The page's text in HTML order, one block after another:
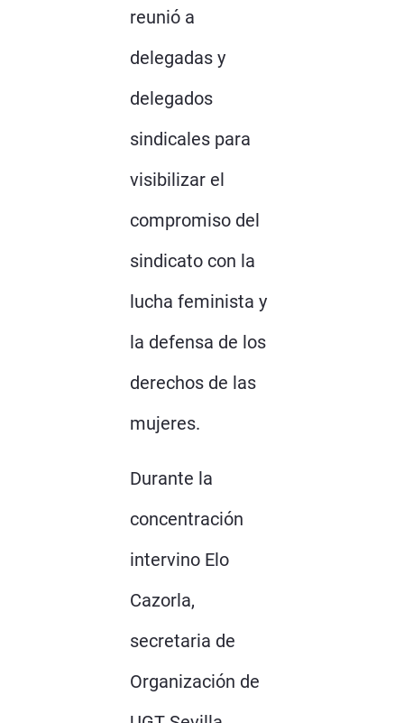
reunió a
delegadas y
delegados
sindicales para
visibilizar el
compromiso del
sindicato con la
lucha feminista y
la defensa de los
derechos de las
mujeres.
Durante la
concentración
intervino Elo
Cazorla,
secretaria de
Organización de